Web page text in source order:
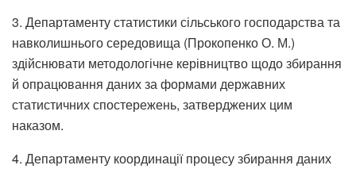
3. Департаменту статистики сільського господарства та
навколишнього середовища (Прокопенко О. М.)
здійснювати методологічне керівництво щодо збирання
й опрацювання даних за формами державних
статистичних спостережень, затверджених цим
наказом.
4. Департаменту координації процесу збирання даних